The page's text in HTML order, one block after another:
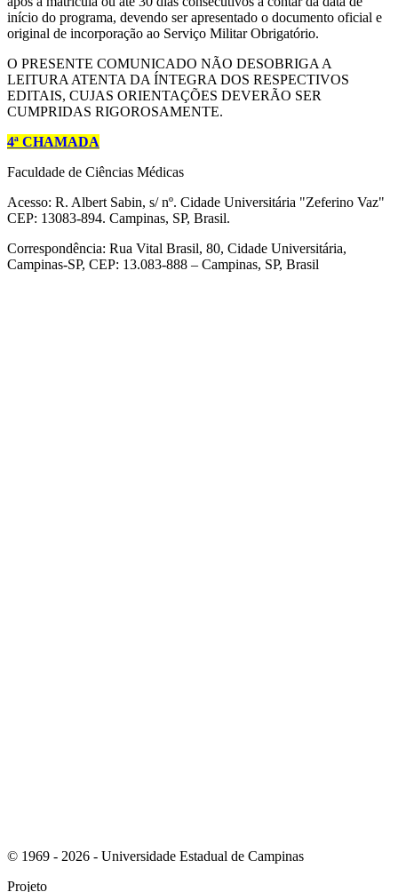
início do programa, devendo ser apresentado o documento oficial e
original de incorporação ao Serviço Militar Obrigatório.
O PRESENTE COMUNICADO NÃO DESOBRIGA A
LEITURA ATENTA DA ÍNTEGRA DOS RESPECTIVOS
EDITAIS, CUJAS ORIENTAÇÕES DEVERÃO SER
CUMPRIDAS RIGOROSAMENTE.
4ª CHAMADA
Faculdade de Ciências Médicas
Acesso: R. Albert Sabin, s/ nº. Cidade Universitária "Zeferino Vaz"
CEP: 13083-894. Campinas, SP, Brasil.
Correspondência: Rua Vital Brasil, 80, Cidade Universitária,
Campinas-SP, CEP: 13.083-888 – Campinas, SP, Brasil
© 1969 - 2026 - Universidade Estadual de Campinas
Projeto